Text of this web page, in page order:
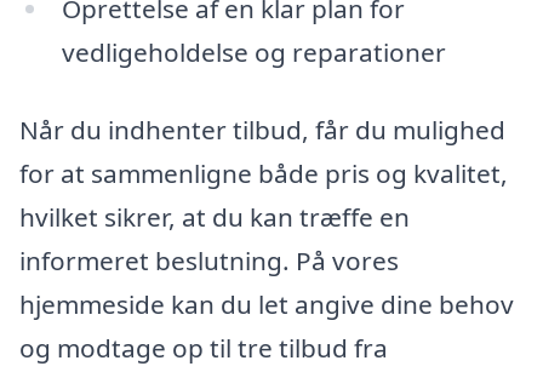
Oprettelse af en klar plan for
vedligeholdelse og reparationer
Når du indhenter tilbud, får du mulighed
for at sammenligne både pris og kvalitet,
hvilket sikrer, at du kan træffe en
informeret beslutning. På vores
hjemmeside kan du let angive dine behov
og modtage op til tre tilbud fra